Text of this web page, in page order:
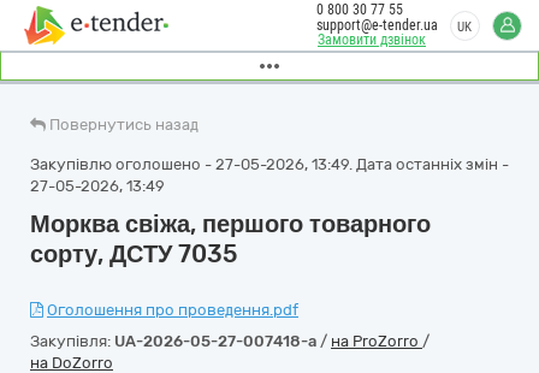
Замовити дзвінок
0 800 30 77 55
support@e-tender.ua
UK
Повернутись назад
Закупівлю оголошено - 27-05-2026, 13:49. Дата останніх змін -
27-05-2026, 13:49
Морква свіжа, першого товарного
сорту, ДСТУ 7035
Оголошення про проведення.pdf
Закупівля: UA-2026-05-27-007418-a / на ProZorro /
на DoZorro